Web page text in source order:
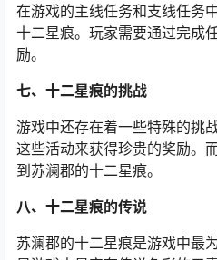
在游戏的主线任务和支线任务
十二星痕。玩家需要通过完成
励。
七、十二星痕的挑战
游戏中还存在着一些特殊的挑
这些活动来获得珍贵的奖励。
到苏澜郡的十二星痕。
八、十二星痕的传说
苏澜郡的十二星痕是游戏中最